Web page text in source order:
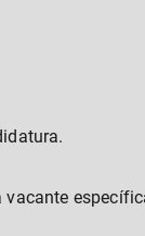
vacante